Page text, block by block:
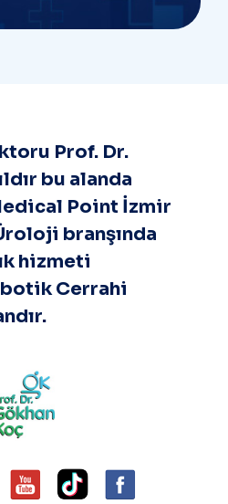
Prof. Dr.
bu alanda
Point İzmir
branşında
hizmeti
Cerrahi